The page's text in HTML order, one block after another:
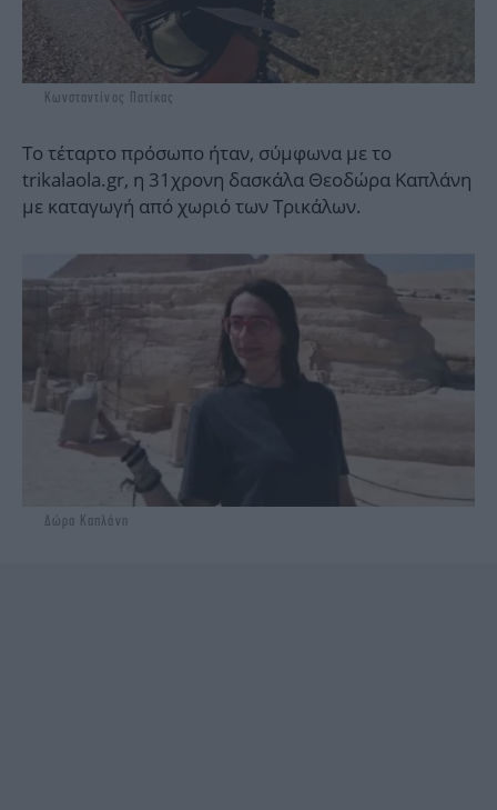
Κωνσταντίνος Πατίκας
Το τέταρτο πρόσωπο ήταν, σύμφωνα με το
trikalaola.gr, η 31χρονη δασκάλα Θεοδώρα Καπλάνη
με καταγωγή από χωριό των Τρικάλων.
Δώρα Καπλάνη